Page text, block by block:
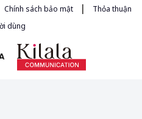
Chính sách bảo mật |
Thỏa thuận
dùng